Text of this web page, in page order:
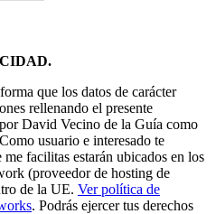
que los datos de carácter
rellenando el presente
David Vecino de la Guía como
usuario e interesado te
facilitas estarán ubicados en los
(proveedor de hosting de
de la UE. Ver política de
. Podrás ejercer tus derechos